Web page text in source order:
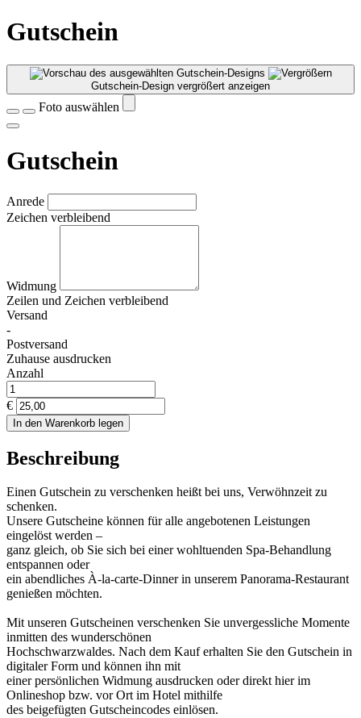
Gutschein
Gutschein-Design vergrößert anzeigen
Foto auswählen
Gutschein
Anrede
Zeichen verbleibend
Widmung
Zeilen und Zeichen verbleibend
Versand
-
Postversand
Zuhause ausdrucken
Anzahl
€
In den Warenkorb legen
Beschreibung
Einen Gutschein zu verschenken heißt bei uns, Verwöhnzeit zu
schenken.
Unsere Gutscheine können für alle angebotenen Leistungen
eingelöst werden –
ganz gleich, ob Sie sich bei einer wohltuenden Spa-Behandlung
entspannen oder
ein abendliches À-la-carte-Dinner in unserem Panorama-Restaurant
genießen möchten.
Mit unseren Gutscheinen verschenken Sie unvergessliche Momente
inmitten des wunderschönen
Hochschwarzwaldes. Nach dem Kauf erhalten Sie den Gutschein in
digitaler Form und können ihn mit
einer persönlichen Widmung ausdrucken oder direkt hier im
Onlineshop bzw. vor Ort im Hotel mithilfe
des beigefügten Gutscheincodes einlösen.